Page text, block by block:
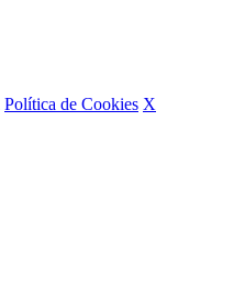
Política de Cookies X